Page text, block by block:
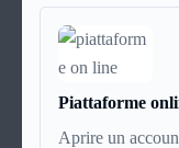
Piattaforme
iscriversi e
Aprire un